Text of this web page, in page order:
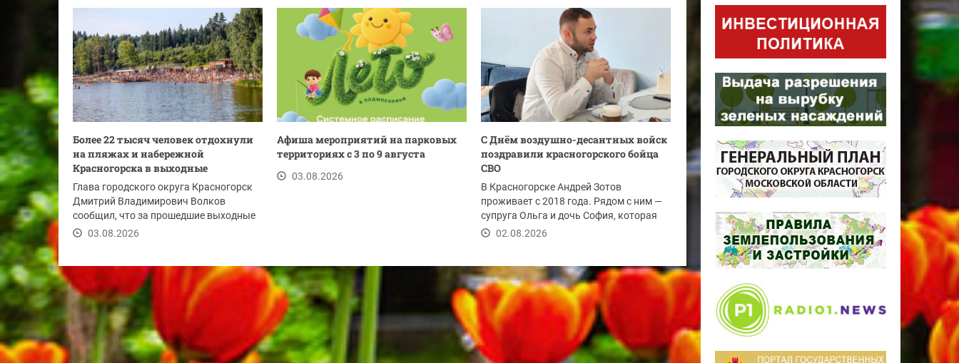
Более 22 тысяч человек отдохнули
на пляжах и набережной
Красногорска в выходные
Глава городского округа Красногорск
Дмитрий Владимирович Волков
сообщил, что за прошедшие выходные
набережную реки...
03.08.2026
Афиша мероприятий на парковых
территориях с 3 по 9 августа
03.08.2026
С Днём воздушно-десантных войск
поздравили красногорского бойца
СВО
В Красногорске Андрей Зотов
проживает с 2018 года. Рядом с ним —
супруга Ольга и дочь София, которая
радует родителей...
02.08.2026